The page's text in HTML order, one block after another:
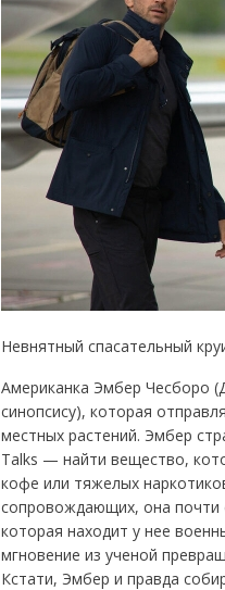
Невнятный спасательный
Американка Эмбер Чесборо
синопсису), которая
местных растений. Эмбер
Talks — найти вещество,
кофе или тяжелых
сопровождающих, она почти
которая находит у нее
мгновение из ученой
Кстати, Эмбер и правда